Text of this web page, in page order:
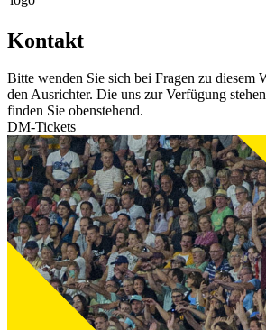
Kontakt
Bitte wenden Sie sich bei Fragen zu diesem
den Ausrichter. Die uns zur Verfügung
finden Sie obenstehend.
DM-Tickets